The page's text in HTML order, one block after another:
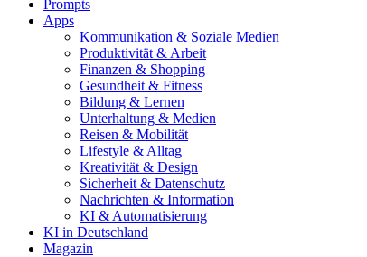
Prompts
Apps
Kommunikation & Soziale Medien
Produktivität & Arbeit
Finanzen & Shopping
Gesundheit & Fitness
Bildung & Lernen
Unterhaltung & Medien
Reisen & Mobilität
Lifestyle & Alltag
Kreativität & Design
Sicherheit & Datenschutz
Nachrichten & Information
KI & Automatisierung
KI in Deutschland
Magazin